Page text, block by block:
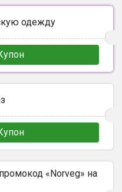
одежду
«Norveg» на